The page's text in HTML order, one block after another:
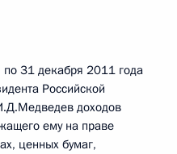
по 31 декабря 2011 года
Российской
доходов
ему на праве
ценных бумаг,